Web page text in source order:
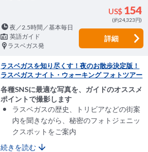
US$ 154
(約24,323円)
夜／2.5時間／基本毎日
英語ガイド
ラスベガス発
詳細
ラスベガスを知り尽くす！夜のお散歩決定版！
ラスベガス ナイト・ウォーキング フォトツアー
各種SNSに最適な写真を、ガイドのオススメ
ポイントで撮影します
ラスベガスの歴史、トリビアなどの街案
内を聞きながら、秘密のフォトジェニッ
クスポットをご案内
続きを読む